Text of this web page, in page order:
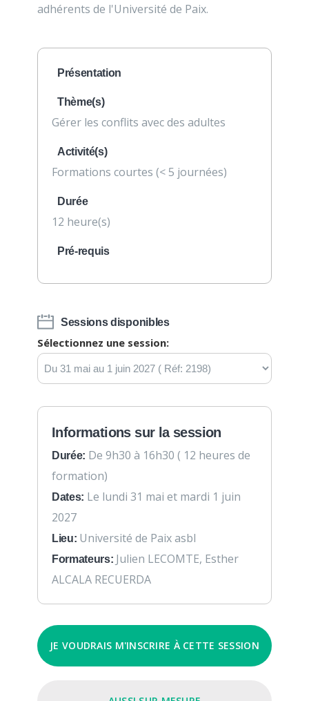
adhérents de l'Université de Paix.
Présentation
Thème(s)
Gérer les conflits avec des adultes
Activité(s)
Formations courtes (< 5 journées)
Durée
12 heure(s)
Pré-requis
Sessions disponibles
Sélectionnez une session:
Informations sur la session
Durée: De 9h30 à 16h30 ( 12 heures de
formation)
Dates: Le lundi 31 mai et mardi 1 juin
2027
Lieu: Université de Paix asbl
Formateurs: Julien LECOMTE, Esther
ALCALA RECUERDA
JE VOUDRAIS M'INSCRIRE À CETTE SESSION